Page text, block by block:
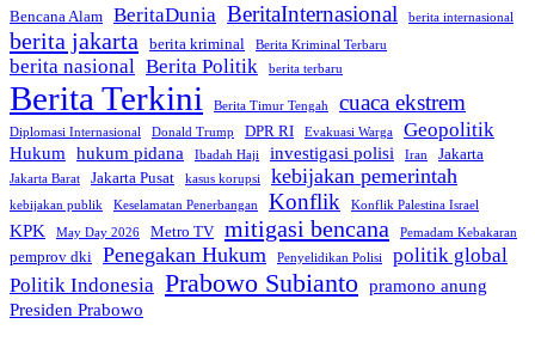
Bencana Alam BeritaDunia BeritaInternasional berita internasional
berita jakarta berita kriminal Berita Kriminal Terbaru
berita nasional Berita Politik berita terbaru
Berita Terkini Berita Timur Tengah cuaca ekstrem
Diplomasi Internasional Donald Trump DPR RI Evakuasi Warga Geopolitik
Hukum hukum pidana Ibadah Haji investigasi polisi Iran Jakarta
Jakarta Barat Jakarta Pusat kasus korupsi kebijakan pemerintah
kebijakan publik Keselamatan Penerbangan Konflik Konflik Palestina Israel
KPK May Day 2026 Metro TV mitigasi bencana Pemadam Kebakaran
pemprov dki Penegakan Hukum Penyelidikan Polisi
politik global
Politik Indonesia Prabowo Subianto pramono anung
Presiden Prabowo